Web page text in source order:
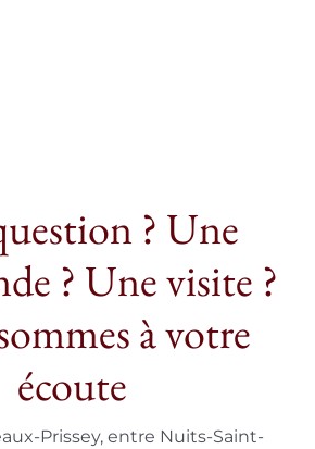
? Une
? Une visite ?
à votre
écoute
Prissey, entre Nuits-Saint-